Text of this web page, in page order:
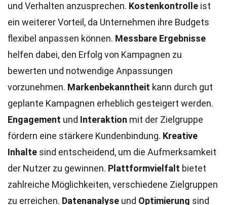
und Verhalten anzusprechen. Kostenkontrolle ist
ein weiterer Vorteil, da Unternehmen ihre Budgets
flexibel anpassen können. Messbare Ergebnisse
helfen dabei, den Erfolg von Kampagnen zu
bewerten und notwendige Anpassungen
vorzunehmen. Markenbekanntheit kann durch gut
geplante Kampagnen erheblich gesteigert werden.
Engagement und Interaktion mit der Zielgruppe
fördern eine stärkere Kundenbindung. Kreative
Inhalte sind entscheidend, um die Aufmerksamkeit
der Nutzer zu gewinnen. Plattformvielfalt bietet
zahlreiche Möglichkeiten, verschiedene Zielgruppen
zu erreichen. Datenanalyse und Optimierung sind